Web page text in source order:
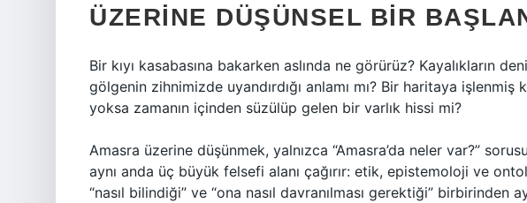
ÜZERINE DÜŞÜNSEL BIR
Bir kıyı kasabasına bakarken aslında ne görürüz? Kayalıkların
gölgenin zihnimizde uyandırdığı anlamı mı? Bir haritaya işlenmiş
yoksa zamanın içinden süzülüp gelen bir varlık hissi mi?
Amasra üzerine düşünmek, yalnızca “Amasra’da neler var?”
aynı anda üç büyük felsefi alanı çağırır: etik, epistemoloji ve
“nasıl bilindiği” ve “ona nasıl davranılması gerektiği” birbirinden